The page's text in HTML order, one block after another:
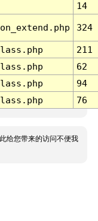
14
324
211
62
94
76
给您带来的访问不便我